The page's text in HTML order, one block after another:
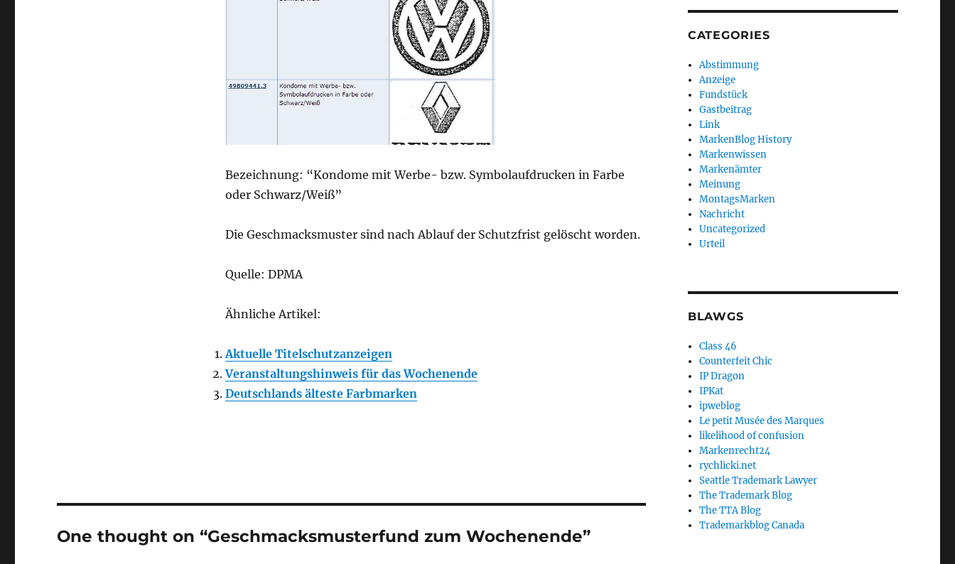
Bezeichnung: “Kondome mit Werbe- bzw. Symbolaufdrucken in Farbe
oder Schwarz/Weiß”
Die Geschmacksmuster sind nach Ablauf der Schutzfrist gelöscht worden.
Quelle: DPMA
Ähnliche Artikel:
Aktuelle Titelschutzanzeigen
Veranstaltungshinweis für das Wochenende
Deutschlands älteste Farbmarken
One thought on “Geschmacksmusterfund zum Wochenende”
CATEGORIES
Abstimmung
Anzeige
Fundstück
Gastbeitrag
Link
MarkenBlog History
Markenwissen
Markenämter
Meinung
MontagsMarken
Nachricht
Uncategorized
Urteil
BLAWGS
Class 46
Counterfeit Chic
IP Dragon
IPKat
ipweblog
Le petit Musée des Marques
likelihood of confusion
Markenrecht24
rychlicki.net
Seattle Trademark Lawyer
The Trademark Blog
The TTA Blog
Trademarkblog Canada